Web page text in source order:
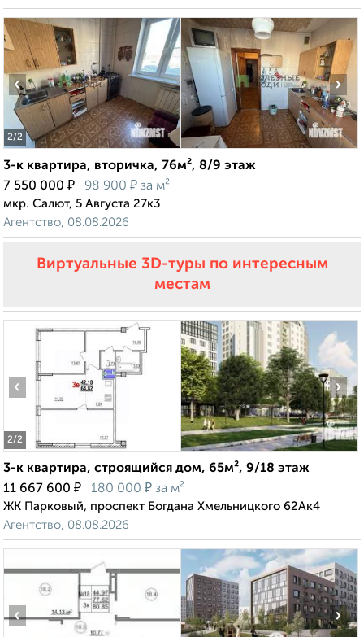
2/2
‹ ›
3-к квартира, вторичка, 76м², 8/9 этаж
7 550 000 ₽ 98 900 ₽ за м²
мкр. Салют, 5 Августа 27к3
Агентство, 08.08.2026
Виртуальные 3D-туры по интересным
местам
2/2
‹ ›
3-к квартира, строящийся дом, 65м², 9/18 этаж
11 667 600 ₽ 180 000 ₽ за м²
ЖК Парковый, проспект Богдана Хмельницкого 62Ак4
Агентство, 08.08.2026
‹ ›